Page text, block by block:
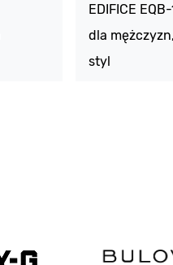
EDIFICE
dla
styl